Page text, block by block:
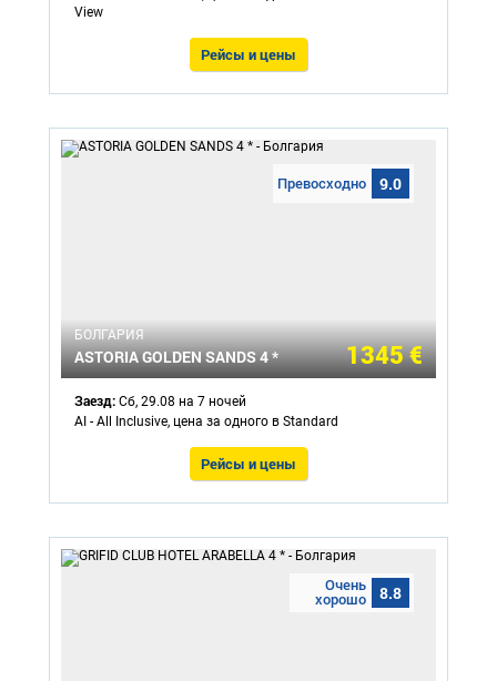
View
Рейсы и цены
Превосходно 9.0
БОЛГАРИЯ
ASTORIA GOLDEN SANDS 4 * 1345 €
Заезд: Сб, 29.08 на 7 ночей
AI - All Inclusive, цена за одного в Standard
Рейсы и цены
Очень
хорошо 8.8